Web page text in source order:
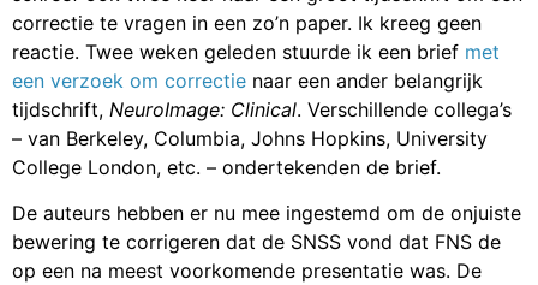
correctie te vragen in een zo’n paper. Ik kreeg geen
reactie. Twee weken geleden stuurde ik een brief met
een verzoek om correctie naar een ander belangrijk
tijdschrift, NeuroImage: Clinical. Verschillende collega’s
– van Berkeley, Columbia, Johns Hopkins, University
College London, etc. – ondertekenden de brief.
De auteurs hebben er nu mee ingestemd om de onjuiste
bewering te corrigeren dat de SNSS vond dat FNS de
op een na meest voorkomende presentatie was. De